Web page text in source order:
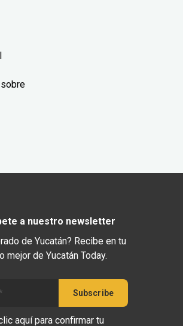
a nuestro newsletter
de Yucatán? Recibe en tu
mejor de Yucatán Today.
aquí para confirmar tu